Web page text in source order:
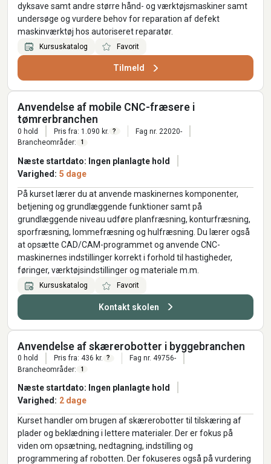
dyksave samt andre større hånd- og værktøjsmaskiner samt
undersøge og vurdere behov for reparation af defekt
maskinværktøj hos autoriseret reparatør.
Kursuskatalog Favorit
Tilmeld
Anvendelse af mobile CNC-fræsere i
tømrerbranchen
0 hold Pris fra: 1.090 kr. ?
Fag nr. 22020-
Brancheområder:
1
Næste startdato: Ingen planlagte hold
Varighed: 5 dage
På kurset lærer du at anvende maskinernes komponenter,
betjening og grundlæggende funktioner samt på
grundlæggende niveau udføre planfræsning, konturfræsning,
sporfræsning, lommefræsning og hulfræsning. Du lærer også
at opsætte CAD/CAM-programmet og anvende CNC-
maskinernes indstillinger korrekt i forhold til hastigheder,
føringer, værktøjsindstillinger og materiale m.m.
Kursuskatalog Favorit
Kontakt skolen
Anvendelse af skærerobotter i byggebranchen
0 hold Pris fra: 436 kr. ?
Fag nr. 49756-
Brancheområder:
1
Næste startdato: Ingen planlagte hold
Varighed: 2 dage
Kurset handler om brugen af skærerobotter til tilskæring af
plader og beklædning i lettere materialer. Der er fokus på
viden om opsætning, nedtagning, indstilling og
programmering af robotten. Der fokuseres også på vurdering